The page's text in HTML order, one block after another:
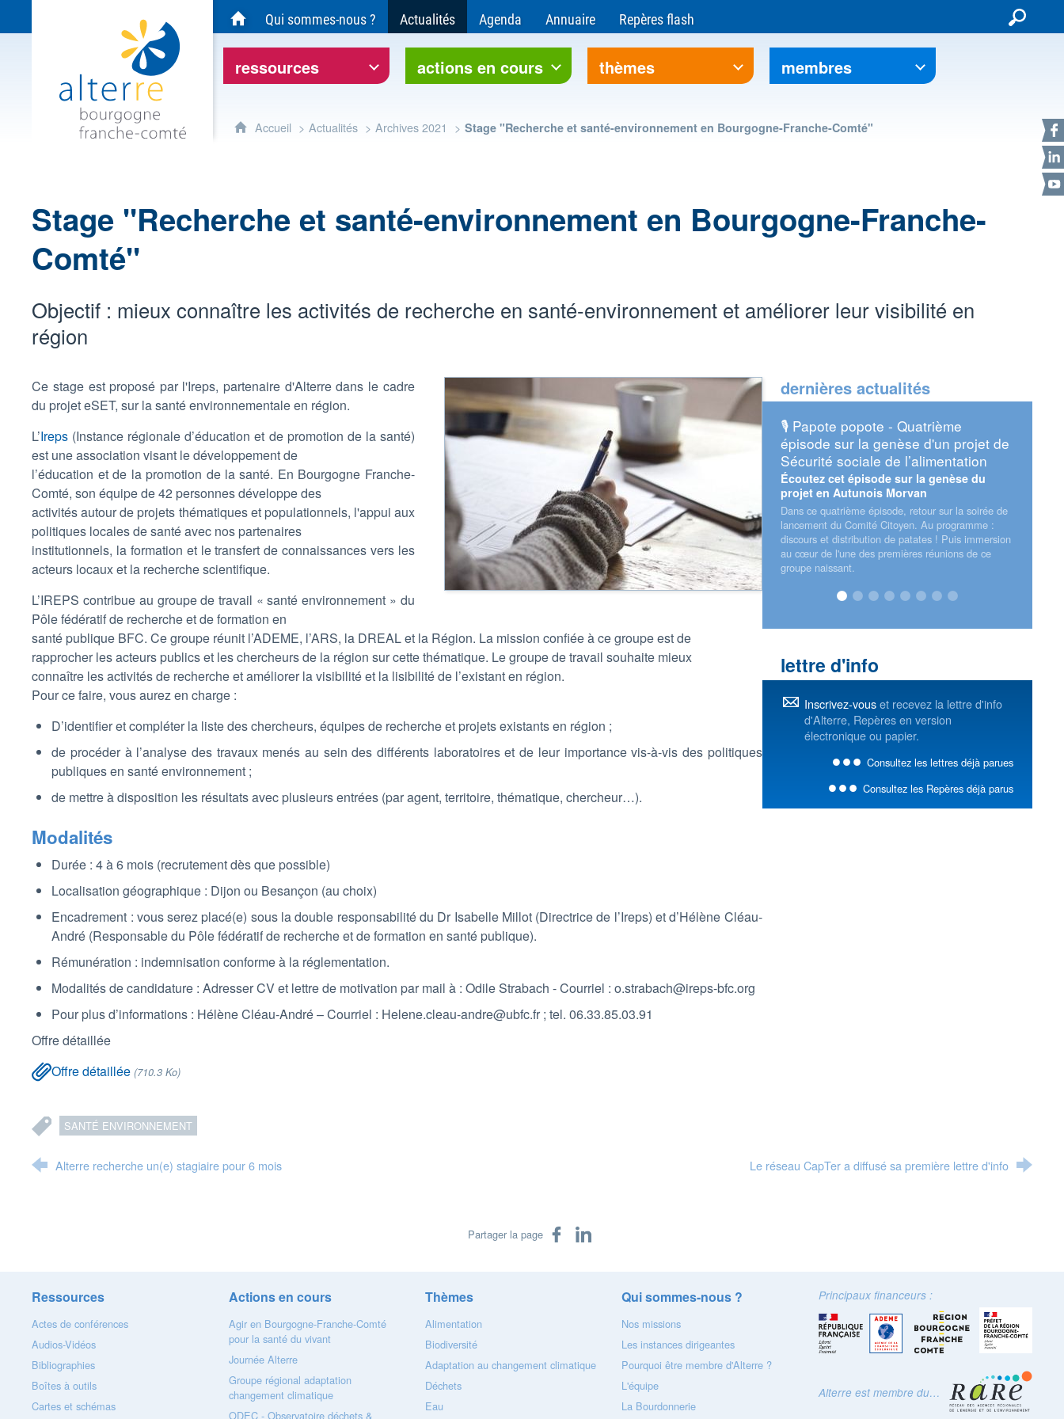
Alterre Bourgogne Franche-Comté - Agence pour l'environnement et le développement soutenable
Accueil du site Alterre Bourgogne-Franche-Comté
ressources actions en cours thèmes membres
Qui sommes-nous ? Actualités Agenda Annuaire Repères flash
Accueil Actualités Archives 2021 Stage "Recherche et santé-environnement en Bourgogne-Franche-Comté"
Stage "Recherche et santé-environnement en Bourgogne-Franche-
Comté"
Objectif : mieux connaître les activités de recherche en santé-environnement et améliorer leur visibilité en
région
Ce stage est proposé par l'Ireps, partenaire d'Alterre dans le cadre
du projet eSET, sur la santé environnementale en région.
L’Ireps (Instance régionale d’éducation et de promotion de la santé)
est une association visant le développement de
l’éducation et de la promotion de la santé. En Bourgogne Franche-
Comté, son équipe de 42 personnes développe des
activités autour de projets thématiques et populationnels, l'appui aux
politiques locales de santé avec nos partenaires
institutionnels, la formation et le transfert de connaissances vers les
acteurs locaux et la recherche scientifique.
L’IREPS contribue au groupe de travail « santé environnement » du
Pôle fédératif de recherche et de formation en
santé publique BFC. Ce groupe réunit l’ADEME, l’ARS, la DREAL et la Région. La mission confiée à ce groupe est de
rapprocher les acteurs publics et les chercheurs de la région sur cette thématique. Le groupe de travail souhaite mieux
connaître les activités de recherche et améliorer la visibilité et la lisibilité de l’existant en région.
Pour ce faire, vous aurez en charge :
D’identifier et compléter la liste des chercheurs, équipes de recherche et projets existants en région ;
de procéder à l’analyse des travaux menés au sein des différents laboratoires et de leur importance vis-à-vis des politiques
publiques en santé environnement ;
de mettre à disposition les résultats avec plusieurs entrées (par agent, territoire, thématique, chercheur…).
Modalités
Durée : 4 à 6 mois (recrutement dès que possible)
Localisation géographique : Dijon ou Besançon (au choix)
Encadrement : vous serez placé(e) sous la double responsabilité du Dr Isabelle Millot (Directrice de l’Ireps) et d’Hélène Cléau-
André (Responsable du Pôle fédératif de recherche et de formation en santé publique).
Rémunération : indemnisation conforme à la réglementation.
Modalités de candidature : Adresser CV et lettre de motivation par mail à : Odile Strabach - Courriel : o.strabach@ireps-bfc.org
Pour plus d’informations : Hélène Cléau-André – Courriel : Helene.cleau-andre@ubfc.fr ; tel. 06.33.85.03.91
Offre détaillée
Offre détaillée(710.3 Ko)
dernières actualités
🎙️ Papote popote - Quatrième
épisode sur la genèse d'un projet de
Sécurité sociale de l’alimentation
Écoutez cet épisode sur la genèse du
projet en Autunois Morvan
Dans ce quatrième épisode, retour sur la soirée de
lancement du Comité Citoyen. Au programme :
discours et distribution de patates ! Puis immersion
au cœur de l'une des premières réunions de ce
groupe naissant.
📅 Assises européennes de la
transition énergétique 2026
Retrouvez Alterre et l'Oreca sur le stand
du Conseil régional !
lettre d'info
Inscrivez-vouset recevez la lettre d'info
d'Alterre, Repères en version
électronique ou papier.
Consultez les lettres déjà parues
Consultez les Repères déjà parus
SANTÉ ENVIRONNEMENT
Alterre recherche un(e) stagiaire pour 6 mois Le réseau CapTer a diffusé sa première lettre d'info
Partager la page Partager sur Facebook
Partager sur LinkedIn
Ressources
Actes de conférences
Audios-Vidéos
Bibliographies
Boîtes à outils
Cartes et schémas
Actions en cours
Agir en Bourgogne-Franche-Comté
pour la santé du vivant
Journée Alterre
Groupe régional adaptation
changement climatique
ODEC - Observatoire déchets &
Thèmes
Alimentation
Biodiversité
Adaptation au changement climatique
Déchets
Eau
Qui sommes-nous ?
Nos missions
Les instances dirigeantes
Pourquoi être membre d'Alterre ?
L'équipe
La Bourdonnerie
Principaux financeurs :
Alterre est membre du…